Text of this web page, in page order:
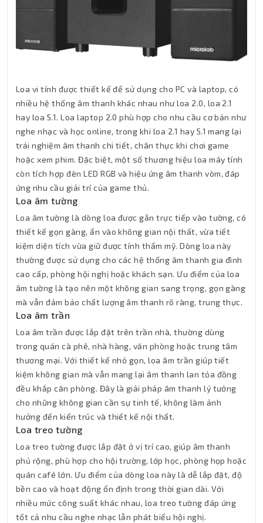
Loa vi tính được thiết kế để sử dụng cho PC và laptop, có
nhiều hệ thống âm thanh khác nhau như loa 2.0, loa 2.1
hay loa 5.1. Loa laptop 2.0 phù hợp cho nhu cầu cơ bản như
nghe nhạc và học online, trong khi loa 2.1 hay 5.1 mang lại
trải nghiệm âm thanh chi tiết, chân thực khi chơi game
hoặc xem phim. Đặc biệt, một số thương hiệu loa máy tính
còn tích hợp đèn LED RGB và hiệu ứng âm thanh vòm, đáp
ứng nhu cầu giải trí của game thủ.
Loa âm tường
Loa âm tường là dòng loa được gắn trực tiếp vào tường, có
thiết kế gọn gàng, ẩn vào không gian nội thất, vừa tiết
kiệm diện tích vừa giữ được tính thẩm mỹ. Dòng loa này
thường được sử dụng cho các hệ thống âm thanh gia đình
cao cấp, phòng hội nghị hoặc khách sạn. Ưu điểm của loa
âm tường là tạo nên một không gian sang trọng, gọn gàng
mà vẫn đảm bảo chất lượng âm thanh rõ ràng, trung thực.
Loa âm trần
Loa âm trần được lắp đặt trên trần nhà, thường dùng
trong quán cà phê, nhà hàng, văn phòng hoặc trung tâm
thương mại. Với thiết kế nhỏ gọn, loa âm trần giúp tiết
kiệm không gian mà vẫn mang lại âm thanh lan tỏa đồng
đều khắp căn phòng. Đây là giải pháp âm thanh lý tưởng
cho những không gian cần sự tinh tế, không làm ảnh
hưởng đến kiến trúc và thiết kế nội thất.
Loa treo tường
Loa treo tường được lắp đặt ở vị trí cao, giúp âm thanh
phủ rộng, phù hợp cho hội trường, lớp học, phòng họp hoặc
quán café lớn. Ưu điểm của dòng loa này là dễ lắp đặt, độ
bền cao và hoạt động ổn định trong thời gian dài. Với
nhiều mức công suất khác nhau, loa treo tường đáp ứng
tốt cả nhu cầu nghe nhạc lẫn phát biểu hội nghị.